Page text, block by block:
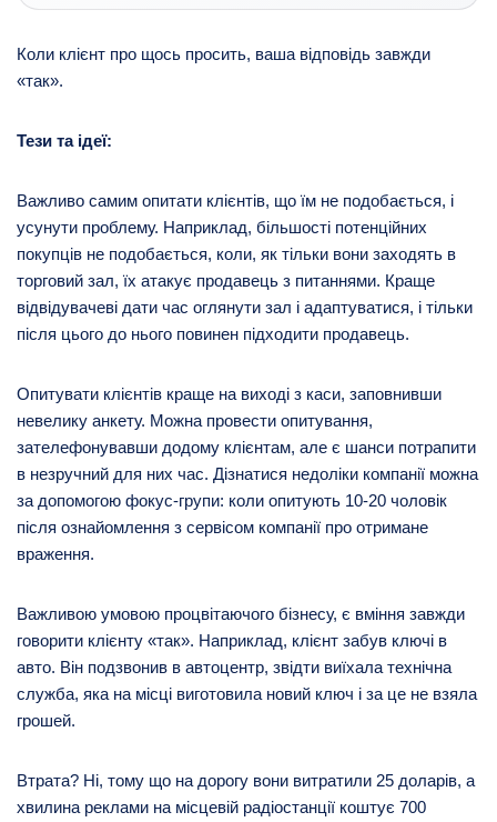
Коли клієнт про щось просить, ваша відповідь завжди
«так».
Тези та ідеї:
Важливо самим опитати клієнтів, що їм не подобається, і
усунути проблему. Наприклад, більшості потенційних
покупців не подобається, коли, як тільки вони заходять в
торговий зал, їх атакує продавець з питаннями. Краще
відвідувачеві дати час оглянути зал і адаптуватися, і тільки
після цього до нього повинен підходити продавець.
Опитувати клієнтів краще на виході з каси, заповнивши
невелику анкету. Можна провести опитування,
зателефонувавши додому клієнтам, але є шанси потрапити
в незручний для них час. Дізнатися недоліки компанії можна
за допомогою фокус-групи: коли опитують 10-20 чоловік
після ознайомлення з сервісом компанії про отримане
враження.
Важливою умовою процвітаючого бізнесу, є вміння завжди
говорити клієнту «так». Наприклад, клієнт забув ключі в
авто. Він подзвонив в автоцентр, звідти виїхала технічна
служба, яка на місці виготовила новий ключ і за це не взяла
грошей.
Втрата? Ні, тому що на дорогу вони витратили 25 доларів, а
хвилина реклами на місцевій радіостанції коштує 700